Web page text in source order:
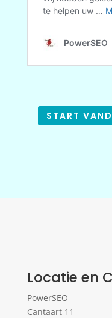
START
Locatie en
PowerSEO
Cantaart 11